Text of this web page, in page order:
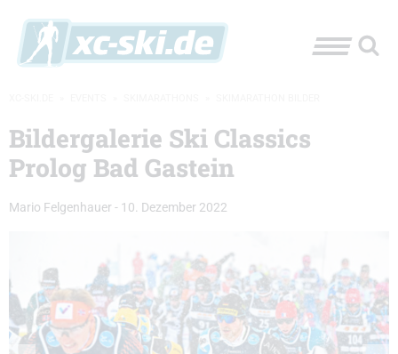
Bildergalerie Ski Classics
Prolog Bad Gastein
Mario Felgenhauer - 10. Dezember 2022